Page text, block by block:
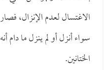
الاغتسال لعدم الإنزال،
سواء أنزل أو لم ينزل ما
الختانين.